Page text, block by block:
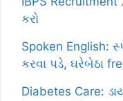
કરો
Spoken English:
કરવા પડે, ઘરેબેઠા
Diabetes Care: